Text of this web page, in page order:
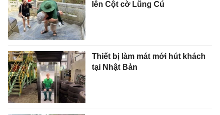
lên Cột cờ Lũng Cú
Thiết bị làm mát mới hút khách
tại Nhật Bản